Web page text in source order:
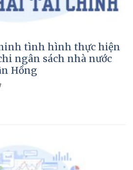
tình hình thực hiện
ngân sách nhà nước
Hồng